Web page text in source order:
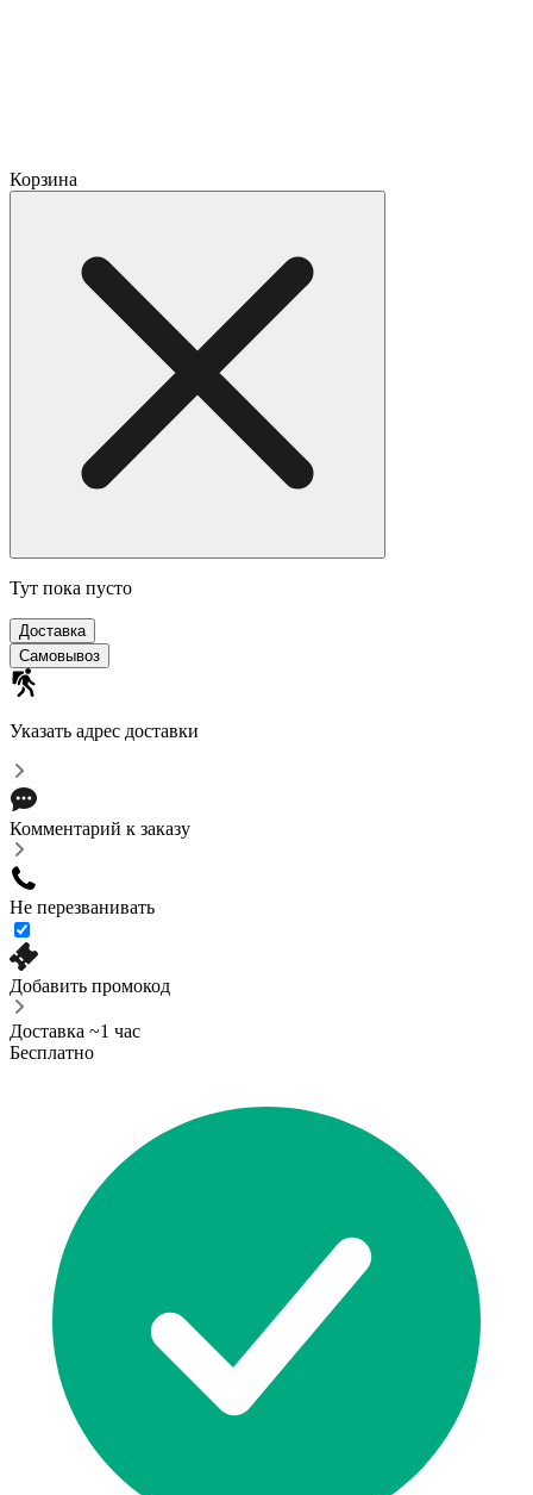
Корзина
Тут пока пусто
Доставка
Самовывоз
Указать адрес доставки
Комментарий к заказу
Не перезванивать
Добавить промокод
Доставка ~1 час
Бесплатно